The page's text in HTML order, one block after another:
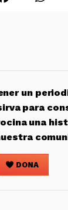
un
para
una
DONA